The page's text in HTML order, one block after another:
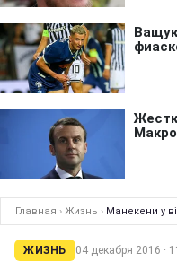
Главная › Жизнь › Манекени у
ЖИЗНЬ 04 декабря 2016 ·